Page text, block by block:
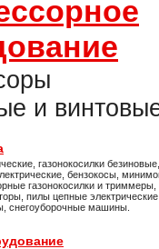
и
газонокосилки безиновые,
бензокосы,
газонокосилки и триммеры,
пилы цепные
снегоуборочные машины.